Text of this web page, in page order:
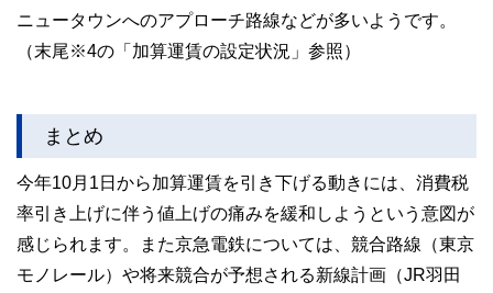
ニュータウンへのアプローチ路線などが多いようです。
（末尾※4の「加算運賃の設定状況」参照）
まとめ
今年10月1日から加算運賃を引き下げる動きには、消費税
率引き上げに伴う値上げの痛みを緩和しようという意図が
感じられます。また京急電鉄については、競合路線（東京
モノレール）や将来競合が予想される新線計画（JR羽田